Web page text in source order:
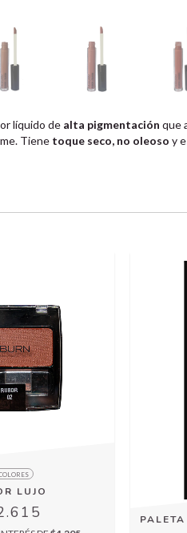
líquido de alta pigmentación que
Tiene toque seco, no oleoso y
LUJO